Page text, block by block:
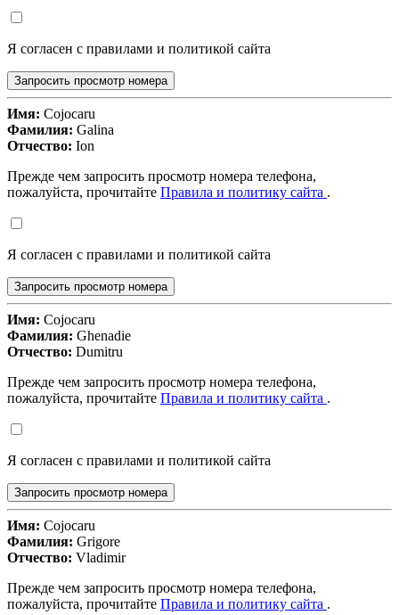
Я согласен с правилами и политикой сайта
Запросить просмотр номера
Имя: Cojocaru
Фамилия: Galina
Отчество: Ion
Прежде чем запросить просмотр номера телефона,
пожалуйста, прочитайте Правила и политику сайта .
Я согласен с правилами и политикой сайта
Запросить просмотр номера
Имя: Cojocaru
Фамилия: Ghenadie
Отчество: Dumitru
Прежде чем запросить просмотр номера телефона,
пожалуйста, прочитайте Правила и политику сайта .
Я согласен с правилами и политикой сайта
Запросить просмотр номера
Имя: Cojocaru
Фамилия: Grigore
Отчество: Vladimir
Прежде чем запросить просмотр номера телефона,
пожалуйста, прочитайте Правила и политику сайта .